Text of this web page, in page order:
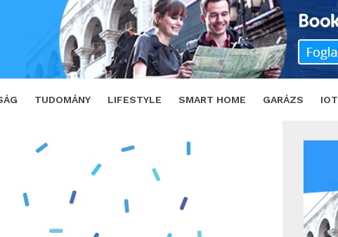
TUDOMÁNY LIFESTYLE SMART HOME GARÁZS IOT
Find szolgáltatást SHARE TWEET